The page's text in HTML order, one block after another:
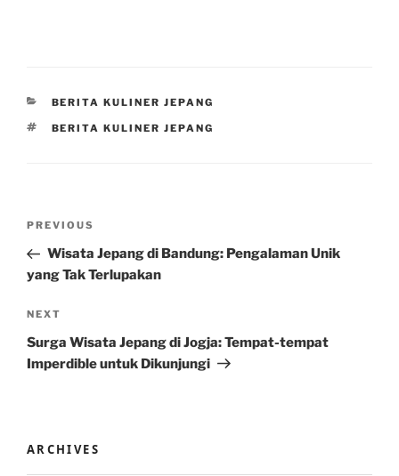
CATEGORIES
BERITA KULINER JEPANG
TAGS
BERITA KULINER JEPANG
Previous
Post
PREVIOUS
Wisata Jepang di Bandung: Pengalaman Unik
yang Tak Terlupakan
Next
Post
NEXT
Surga Wisata Jepang di Jogja: Tempat-tempat
Imperdible untuk Dikunjungi
ARCHIVES